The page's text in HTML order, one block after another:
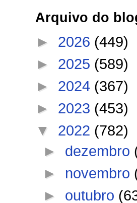
Arquivo do
► 2026 (449)
► 2025 (589)
► 2024 (367)
► 2023 (453)
▼ 2022 (782)
► dezembro
► novembro
► outubro